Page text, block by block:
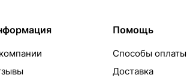
Помощь
Способы оплаты
Доставка